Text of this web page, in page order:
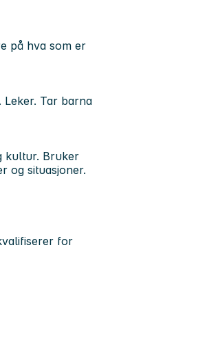
på hva som er
Leker. Tar barna
kultur. Bruker
og situasjoner.
for